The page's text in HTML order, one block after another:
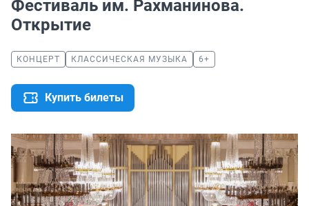
Фестиваль им. Рахманинова.
Открытие
КОНЦЕРТ КЛАССИЧЕСКАЯ МУЗЫКА 6+
Купить билеты